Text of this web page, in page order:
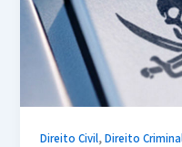
Direito Civil,Direito